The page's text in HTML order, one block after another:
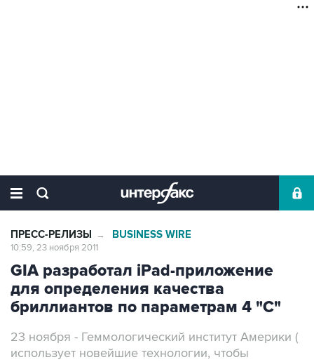
ПРЕСС-РЕЛИЗЫ → BUSINESS WIRE
10:59, 23 ноября 2011
GIA разработал iPad-приложение
для определения качества
бриллиантов по параметрам 4 "С"
23 ноября - Геммологический институт Америки (
использует новейшие технологии, чтобы